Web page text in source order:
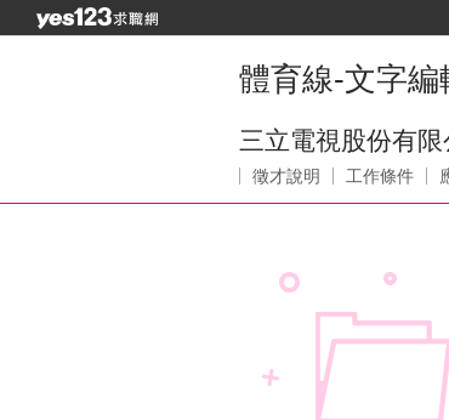
體育線-文字
三立電視股份有限
徵才說明 工作條件